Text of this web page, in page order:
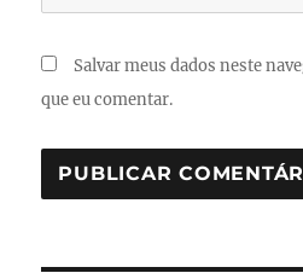
Salvar meus dados neste
que eu comentar.